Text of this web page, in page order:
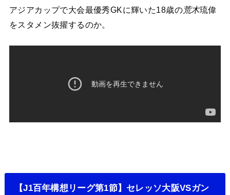
アジアカップで大会最優秀GKに輝いた18歳の荒木琉偉
をスタメン抜擢するのか。
【J1百年構想リーグ第1節】セレッソ大阪VSガン